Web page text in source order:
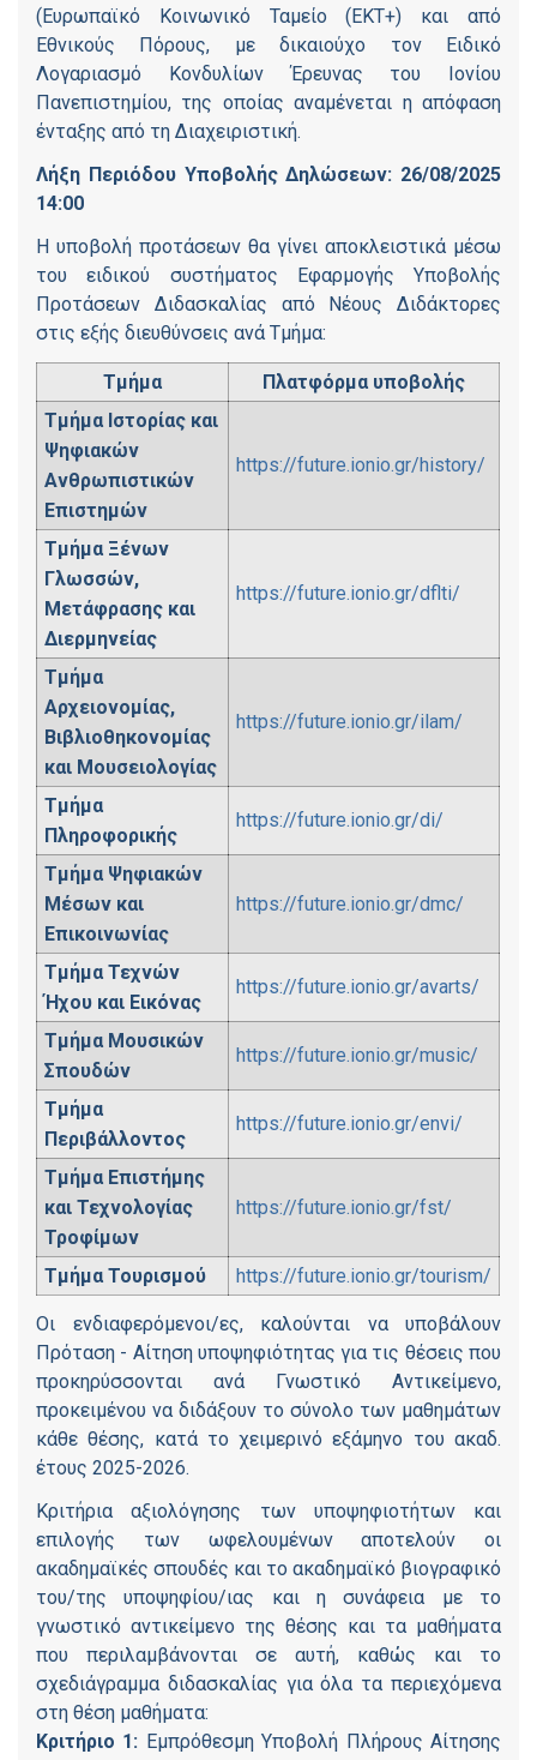
(Ευρωπαϊκό Κοινωνικό Ταμείο (ΕΚΤ+) και από
Εθνικούς Πόρους, με δικαιούχο τον Ειδικό
Λογαριασμό Κονδυλίων Έρευνας του Ιονίου
Πανεπιστημίου, της οποίας αναμένεται η απόφαση
ένταξης από τη Διαχειριστική.
Λήξη Περιόδου Υποβολής Δηλώσεων: 26/08/2025
14:00
Η υποβολή προτάσεων θα γίνει αποκλειστικά μέσω
του ειδικού συστήματος Εφαρμογής Υποβολής
Προτάσεων Διδασκαλίας από Νέους Διδάκτορες
στις εξής διευθύνσεις ανά Τμήμα:
Τμήμα
Πλατφόρμα υποβολής
Tμήμα Ιστορίας και
Ψηφιακών
Ανθρωπιστικών
Επιστημών
https://future.ionio.gr/history/
Tμήμα Ξένων
Γλωσσών,
Mετάφρασης και
Διερμηνείας
https://future.ionio.gr/dflti/
Τμήμα
Αρχειονομίας,
Βιβλιοθηκονομίας
και Μουσειολογίας
https://future.ionio.gr/ilam/
Τμήμα
Πληροφορικής
https://future.ionio.gr/di/
Τμήμα Ψηφιακών
Μέσων και
Επικοινωνίας
https://future.ionio.gr/dmc/
Τμήμα Τεχνών
Ήχου και Εικόνας
https://future.ionio.gr/avarts/
Τμήμα Μουσικών
Σπουδών
https://future.ionio.gr/music/
Τμήμα
Περιβάλλοντος
https://future.ionio.gr/envi/
Τμήμα Επιστήμης
και Τεχνολογίας
Τροφίμων
https://future.ionio.gr/fst/
Τμήμα Τουρισμού https://future.ionio.gr/tourism/
Οι ενδιαφερόμενοι/ες, καλούνται να υποβάλουν
Πρόταση - Αίτηση υποψηφιότητας για τις θέσεις που
προκηρύσσονται ανά Γνωστικό Αντικείμενο,
προκειμένου να διδάξουν το σύνολο των μαθημάτων
κάθε θέσης, κατά το χειμερινό εξάμηνο του ακαδ.
έτους 2025-2026.
Κριτήρια αξιολόγησης των υποψηφιοτήτων και
επιλογής των ωφελουμένων αποτελούν οι
ακαδημαϊκές σπουδές και το ακαδημαϊκό βιογραφικό
του/της υποψηφίου/ιας και η συνάφεια με το
γνωστικό αντικείμενο της θέσης και τα μαθήματα
που περιλαμβάνονται σε αυτή, καθώς και το
σχεδιάγραμμα διδασκαλίας για όλα τα περιεχόμενα
στη θέση μαθήματα:
Κριτήριο 1: Εμπρόθεσμη Υποβολή Πλήρους Αίτησης